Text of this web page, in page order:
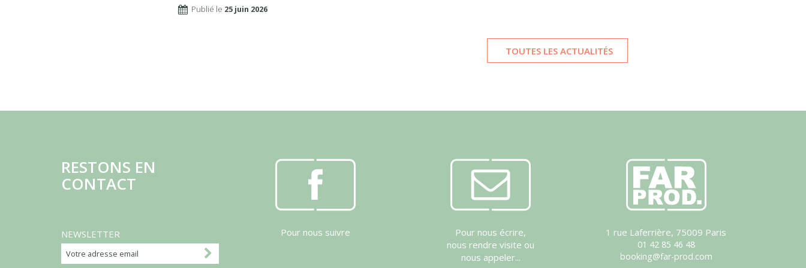
Publié le 25 juin 2026
TOUTES LES ACTUALITÉS
RESTONS EN
CONTACT
NEWSLETTER Pour nous suivre
Pour nous écrire,
nous rendre visite ou
nous appeler...
1 rue Laferrière, 75009 Paris
01 42 85 46 48
booking@far-prod.com